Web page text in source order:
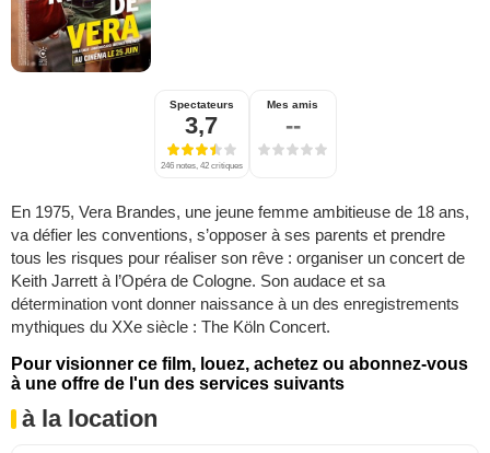
Spectateurs
3,7
246 notes, 42 critiques
Mes amis
--
En 1975, Vera Brandes, une jeune femme ambitieuse de 18 ans,
va défier les conventions, s’opposer à ses parents et prendre
tous les risques pour réaliser son rêve : organiser un concert de
Keith Jarrett à l’Opéra de Cologne. Son audace et sa
détermination vont donner naissance à un des enregistrements
mythiques du XXe siècle : The Köln Concert.
Pour visionner ce film, louez, achetez ou abonnez-vous
à une offre de l'un des services suivants
à la location